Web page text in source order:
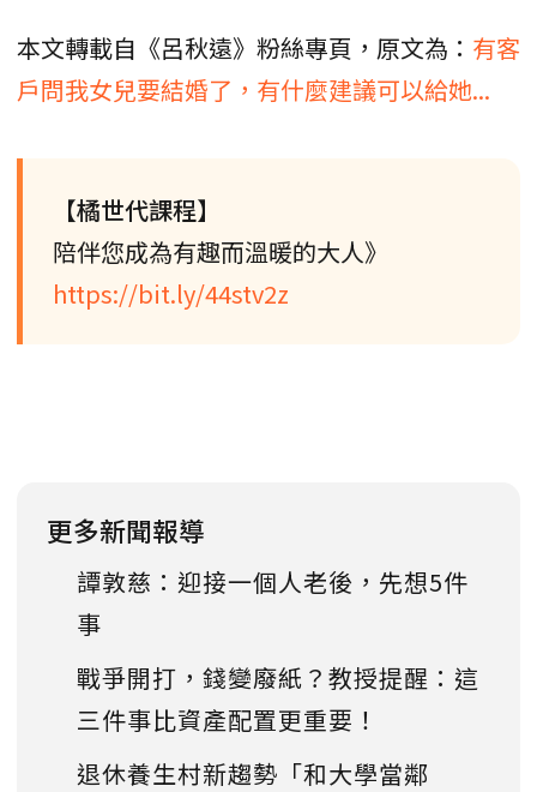
本文轉載自《呂秋遠》粉絲專頁，原文為： 有客
戶問我女兒要結婚了，有什麼建議可以給她...
【橘世代課程】
陪伴您成為有趣而溫暖的大人》
https://bit.ly/44stv2z
更多新聞報導
譚敦慈：迎接一個人老後，先想5件
事
戰爭開打，錢變廢紙？教授提醒：這
三件事比資產配置更重要！
退休養生村新趨勢「和大學當鄰